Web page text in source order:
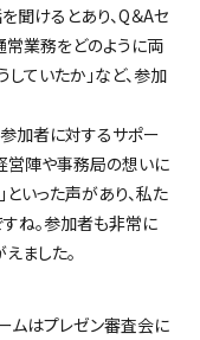
聞けるとあり、Q＆Aセ
常業務をどのように両
ていたか」など、参加
加者に対するサポー
営陣や事務局の想いに
いった声があり、私た
ね。参加者も非常に
ました。
ムはプレゼン審査会に